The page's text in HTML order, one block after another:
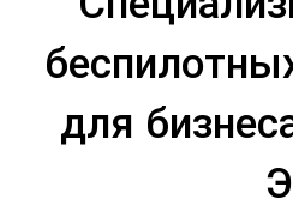
для